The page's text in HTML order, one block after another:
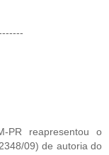
PR reapresentou o
09) de autoria do